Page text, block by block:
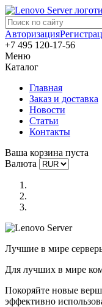
Авторизация
+7 495 120-17-56
Меню
Каталог
Главная
Заказ и доставка
Новости
Статьи
Контакты
Ваша корзина пуста
Валюта
Лучшие в мире
Для лучших в мире
Покоряйте новые
эффективно